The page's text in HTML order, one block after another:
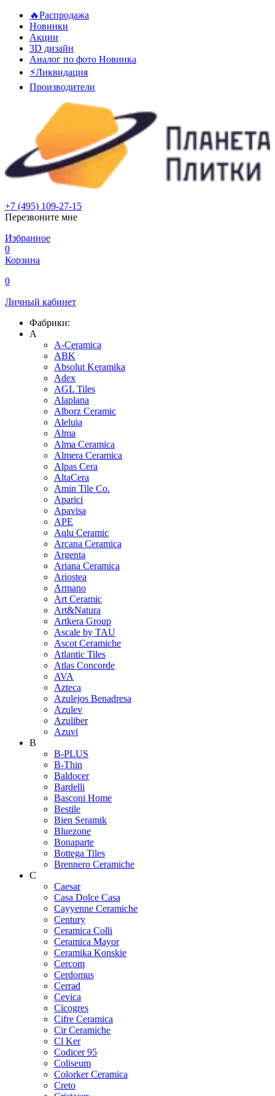
🔥Распродажа
Новинки
Акции
3D дизайн
Аналог по фото Новинка
⚡Ликвидация
Производители
+7 (495) 109-27-15
Перезвоните мне
Избранное
0
Корзина
0
Личный кабинет
Фабрики:
A
A-Ceramica
ABK
Absolut Keramika
Adex
AGL Tiles
Alaplana
Alborz Ceramic
Aleluia
Alma
Alma Ceramica
Almera Ceramica
Alpas Cera
AltaCera
Amin Tile Co.
Aparici
Apavisa
APE
Aqlu Ceramic
Arcana Ceramica
Argenta
Ariana Ceramica
Ariostea
Armano
Art Ceramic
Art&Natura
Artkera Group
Ascale by TAU
Ascot Ceramiche
Atlantic Tiles
Atlas Concorde
AVA
Azteca
Azulejos Benadresa
Azulev
Azuliber
Azuvi
B
B-PLUS
B-Thin
Baldocer
Bardelli
Basconi Home
Bestile
Bien Seramik
Bluezone
Bonaparte
Bottega Tiles
Brennero Ceramiche
C
Caesar
Casa Dolce Casa
Cayyenne Ceramiche
Century
Ceramica Colli
Ceramica Mayor
Ceramika Konskie
Cercom
Cerdomus
Cerrad
Cevica
Cicogres
Cifre Ceramica
Cir Ceramiche
Cl Ker
Codicer 95
Coliseum
Colorker Ceramica
Creto